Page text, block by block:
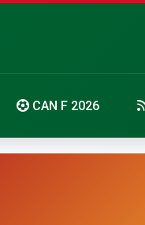
CAN F 2026